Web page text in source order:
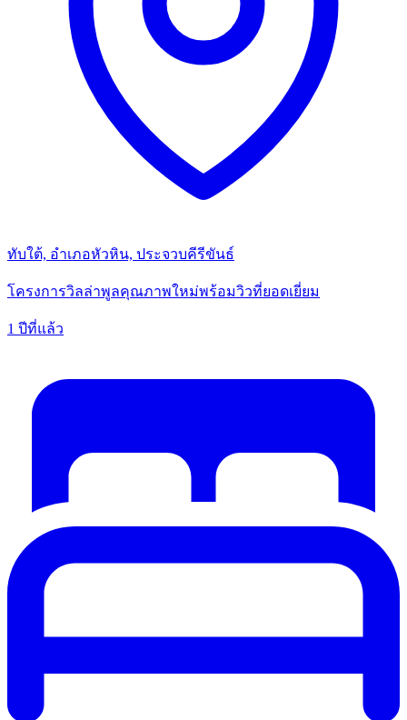
ทับใต้, อำเภอหัวหิน, ประจวบคีรีขันธ์
โครงการวิลล่าพูลคุณภาพใหม่พร้อมวิวที่ยอดเยี่ยม
1 ปีที่แล้ว